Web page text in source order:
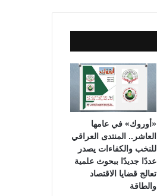
«أوروك» في عامها
العاشر.. المنتدى العراقي
للنخب والكفاءات يصدر
عددًا جديدًا ببحوث علمية
تعالج قضايا الاقتصاد
والطاقة